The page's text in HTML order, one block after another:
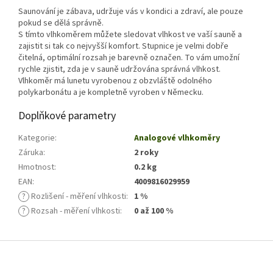
Saunování je zábava, udržuje vás v kondici a zdraví, ale pouze
pokud se dělá správně.
S tímto vlhkoměrem můžete sledovat vlhkost ve vaší sauně a
zajistit si tak co nejvyšší komfort. Stupnice je velmi dobře
čitelná, optimální rozsah je barevně označen. To vám umožní
rychle zjistit, zda je v sauně udržována správná vlhkost.
Vlhkoměr má lunetu vyrobenou z obzvláště odolného
polykarbonátu a je kompletně vyroben v Německu.
Doplňkové parametry
Kategorie:
Analogové vlhkoměry
Záruka:
2 roky
Hmotnost:
0.2 kg
EAN:
4009816029959
? Rozlišení - měření vlhkosti: 1 %
? Rozsah - měření vlhkosti: 0 až 100 %
Z